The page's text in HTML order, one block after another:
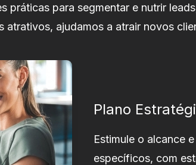
práticas para segmentar e nutrir
atrativos, ajudamos a atrair novos
Plano
Estimule o alcance
específicos, com